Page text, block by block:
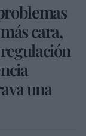
cara,
una